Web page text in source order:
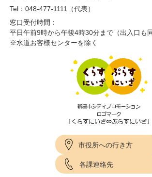
Tel：048-477-1111（代表）
窓口受付時間：
平日午前9時から午後4時30分まで（出入口も同
※水道お客様センターを除く
市役所への行き方
各課連絡先